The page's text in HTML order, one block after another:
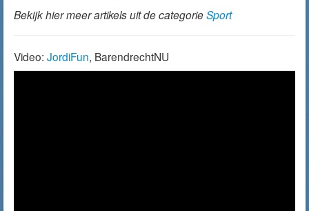
Bekijk hier meer artikels uit de categorieSport
Video: JordiFun, BarendrechtNU